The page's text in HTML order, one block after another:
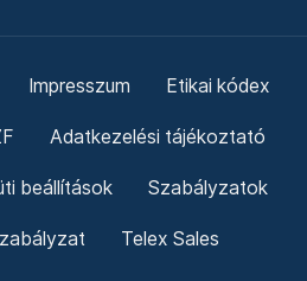
Impresszum Etikai kódex
Adatkezelési tájékoztató
beállítások Szabályzatok
Telex Sales